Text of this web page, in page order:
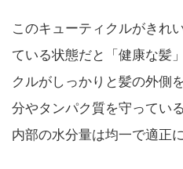
このキューティクルがきれ
ている状態だと「健康な髪
クルがしっかりと髪の外側
分やタンパク質を守ってい
内部の水分量は均一で適正